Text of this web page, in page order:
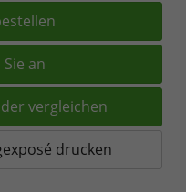
an
vergleichen
drucken